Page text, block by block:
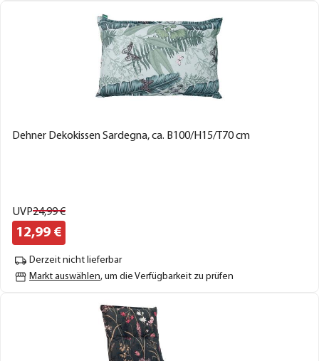
Dehner Dekokissen Sardegna, ca. B100/H15/T70 cm
UVP24,99€
12,99 €
Derzeit nicht lieferbar
Markt auswählen, um die Verfügbarkeit zu prüfen